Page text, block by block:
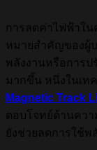
การลดค่าไฟฟ้าใน
หมายสำคัญของผู้
พลังงานหรือการป
มากขึ้น หนึ่งในเท
Magnetic Track
ตอบโจทย์ด้านคว
ยังช่วยลดการใช้พ